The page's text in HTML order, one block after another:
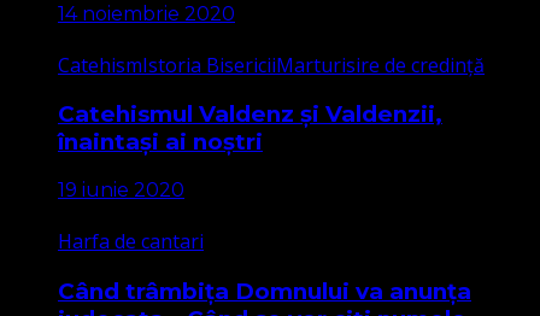
14 noiembrie 2020
CatehismIstoria BisericiiMarturisire de credință
Catehismul Valdenz și Valdenzii,
înaintași ai noștri
19 iunie 2020
Harfa de cantari
Când trâmbița Domnului va anunța